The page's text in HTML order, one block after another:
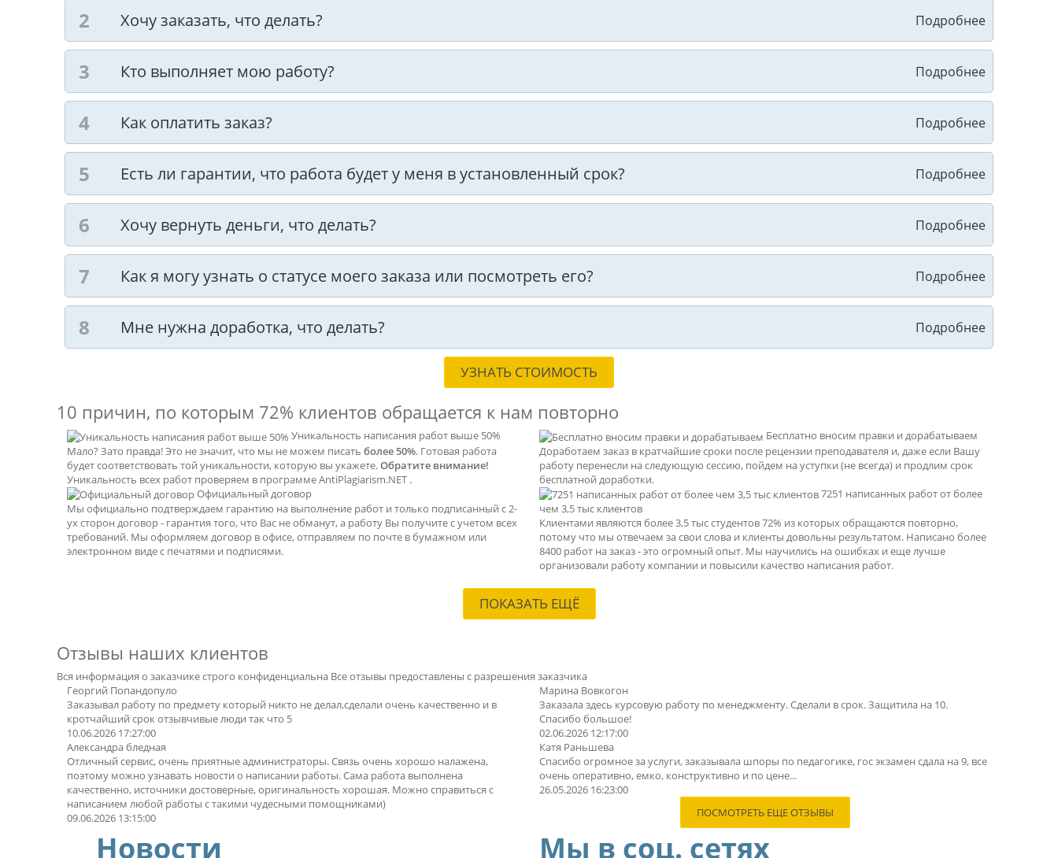
Хочу заказать, что делать?
Кто выполняет мою работу?
Как оплатить заказ?
Есть ли гарантии, что работа будет у меня в установленный срок?
Хочу вернуть деньги, что делать?
Как я могу узнать о статусе моего заказа или посмотреть его?
Мне нужна доработка, что делать?
УЗНАТЬ СТОИМОСТЬ
10 причин, по которым 72% клиентов обращается к нам повторно
Уникальность написания работ выше 50%
Мало? Зато правда! Это не значит, что мы не можем писать более 50%. Готовая работа
будет соответствовать той уникальности, которую вы укажете.Обратите внимание!
Уникальность всех работ проверяем в программе AntiPlagiarism.NET .
Официальный договор
Мы официально подтверждаем гарантию на выполнение работ и только подписанный с 2-
ух сторон договор - гарантия того, что Вас не обманут, а работу Вы получите с учетом всех
требований. Мы оформляем договор в офисе, отправляем по почте в бумажном или
электронном виде с печатями и подписями.
Бесплатно вносим правки и дорабатываем
Доработаем заказ в кратчайшие сроки после рецензии преподавателя и, даже если Вашу
работу перенесли на следующую сессию, пойдем на уступки (не всегда) и продлим срок
бесплатной доработки.
7251 написанных работ от более
чем 3,5 тыс клиентов
Клиентами являются более 3,5 тыс студентов 72% из которых обращаются повторно,
потому что мы отвечаем за свои слова и клиенты довольны результатом. Написано более
8400 работ на заказ - это огромный опыт. Мы научились на ошибках и еще лучше
организовали работу компании и повысили качество написания работ.
ПОКАЗАТЬ ЕЩЁ
Отзывы наших клиентов
Вся информация о заказчике строго конфиденциальна Все отзывы предоставлены с разрешения заказчика
Георгий Попандопуло
Заказывал работу по предмету который никто не делал,сделали очень качественно и в
кротчайший срок отзывчивые люди так что 5
10.06.2026 17:27:00
Александра бледная
Отличный сервис, очень приятные администраторы. Связь очень хорошо налажена,
поэтому можно узнавать новости о написании работы. Сама работа выполнена
качественно, источники достоверные, оригинальность хорошая. Можно справиться с
написанием любой работы с такими чудесными помощниками)
09.06.2026 13:15:00
Марина Вовкогон
Заказала здесь курсовую работу по менеджменту. Сделали в срок. Защитила на 10.
Спасибо большое!
02.06.2026 12:17:00
Катя Раньшева
Спасибо огромное за услуги, заказывала шпоры по педагогике, гос экзамен сдала на 9, все
очень оперативно, емко, конструктивно и по цене...
26.05.2026 16:23:00
ПОСМОТРЕТЬ ЕЩЕ ОТЗЫВЫ
Новости Мы в соц. сетях